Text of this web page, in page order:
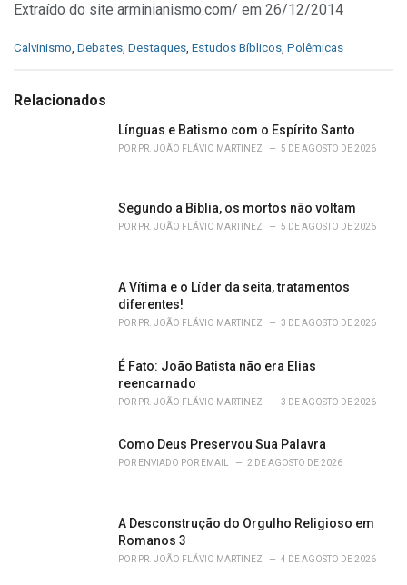
Extraído do site arminianismo.com/ em 26/12/2014
C
e
Calvinismo, Debates, Destaques, Estudos Bíblicos, Polêmicas
Relacionados
Línguas e Batismo com o Espírito Santo
POR PR. JOÃO FLÁVIO MARTINEZ 5 DE AGOSTO DE 2026
Segundo a Bíblia, os mortos não voltam
POR PR. JOÃO FLÁVIO MARTINEZ 5 DE AGOSTO DE 2026
A Vítima e o Líder da seita, tratamentos
diferentes!
POR PR. JOÃO FLÁVIO MARTINEZ 3 DE AGOSTO DE 2026
É Fato: João Batista não era Elias
reencarnado
POR PR. JOÃO FLÁVIO MARTINEZ 3 DE AGOSTO DE 2026
Como Deus Preservou Sua Palavra
POR ENVIADO POR EMAIL 2 DE AGOSTO DE 2026
A Desconstrução do Orgulho Religioso em
Romanos 3
POR PR. JOÃO FLÁVIO MARTINEZ 4 DE AGOSTO DE 2026